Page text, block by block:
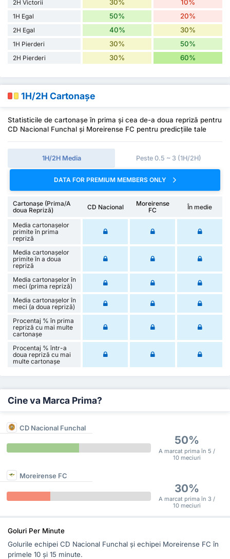
2H Victorii 30% 10%
1H Egal 50% 20%
2H Egal 40% 30%
1H Pierderi 30% 50%
2H Pierderi 30% 60%
1H/2H Cartonașe
Statisticile de cartonașe în prima și cea de-a doua repriză pentru
CD Nacional Funchal și Moreirense FC pentru predicțiile tale
1H/2H Media Peste 0.5 ~ 3 (1H/2H)
DATA FOR PREMIUM MEMBERS ONLY
Cartonașe (Prima/A
doua Repriză)
CD Nacional
Moreirense
FC
În medie
Media cartonașelor
primite în prima
repriză
Media cartonașelor
primite în a doua
repriză
Media cartonașelor în
meci (prima repriză)
Media cartonașelor în
meci (a doua repriză)
Procentaj % în prima
repriză cu mai multe
cartonașe
Procentaj % într-a
doua repriză cu mai
multe cartonașe
Cine va Marca Prima?
CD Nacional Funchal
50%
A marcat prima în 5 /
10 meciuri
Moreirense FC
30%
A marcat prima în 3 /
10 meciuri
Goluri Per Minute
Golurile echipei CD Nacional Funchal și echipei Moreirense FC în
primele 10 și 15 minute.